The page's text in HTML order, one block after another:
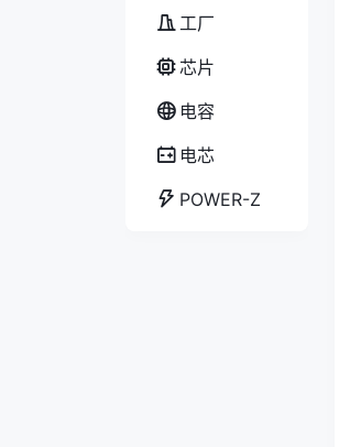
工厂
芯片
电容
电芯
POWER-Z